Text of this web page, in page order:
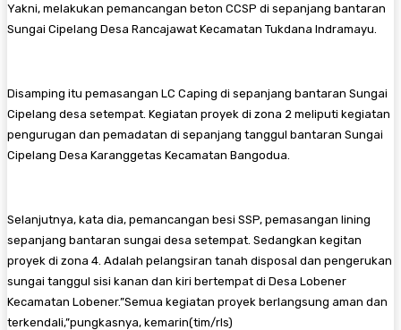
Yakni, melakukan pemancangan beton CCSP di sepanjang bantaran
Sungai Cipelang Desa Rancajawat Kecamatan Tukdana Indramayu.
Disamping itu pemasangan LC Caping di sepanjang bantaran Sungai
Cipelang desa setempat. Kegiatan proyek di zona 2 meliputi kegiatan
pengurugan dan pemadatan di sepanjang tanggul bantaran Sungai
Cipelang Desa Karanggetas Kecamatan Bangodua.
Selanjutnya, kata dia, pemancangan besi SSP, pemasangan lining
sepanjang bantaran sungai desa setempat. Sedangkan kegitan
proyek di zona 4. Adalah pelangsiran tanah disposal dan pengerukan
sungai tanggul sisi kanan dan kiri bertempat di Desa Lobener
Kecamatan Lobener.”Semua kegiatan proyek berlangsung aman dan
terkendali,”pungkasnya, kemarin(tim/rls)